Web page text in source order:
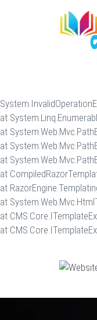
at
at
at
at
at
at
at
at
at